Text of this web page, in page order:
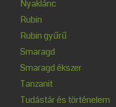
Nyaklánc
Rubin
Rubin gyűrű
Smaragd
Smaragd ékszer
Tanzanit
Tudástár és történelem